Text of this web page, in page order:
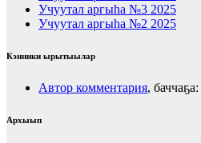
Учуутал аргыһа №3 2025
Учуутал аргыһа №2 2025
Кэнники ырытыылар
Автор комментария, баччаҕа:
Архыып